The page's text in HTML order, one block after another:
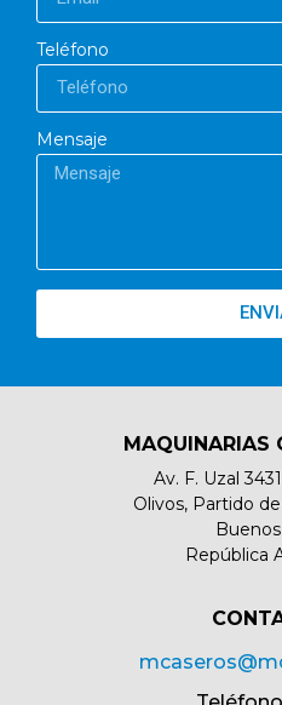
Teléfono
Mensaje
MAQUINARIAS
Av. F. Uzal
Olivos, Partido
República